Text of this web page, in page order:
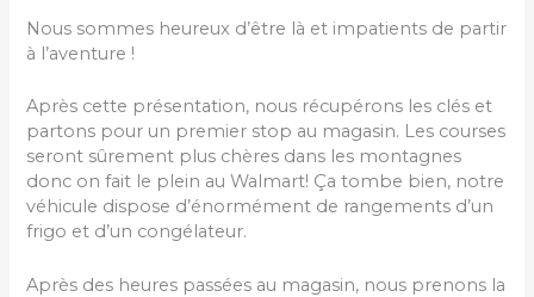
Nous sommes heureux d’être là et impatients de partir
à l’aventure !
Après cette présentation, nous récupérons les clés et
partons pour un premier stop au magasin. Les courses
seront sûrement plus chères dans les montagnes
donc on fait le plein au Walmart! Ça tombe bien, notre
véhicule dispose d’énormément de rangements d’un
frigo et d’un congélateur.
Après des heures passées au magasin, nous prenons la